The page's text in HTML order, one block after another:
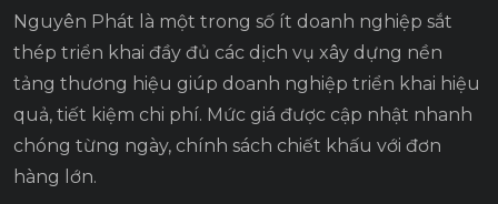
Nguyên Phát là một trong số ít doanh nghiệp sắt
thép triển khai đầy đủ các dịch vụ xây dựng nền
tảng thương hiệu giúp doanh nghiệp triển khai hiệu
quả, tiết kiệm chi phí. Mức giá được cập nhật nhanh
chóng từng ngày, chính sách chiết khấu với đơn
hàng lớn.